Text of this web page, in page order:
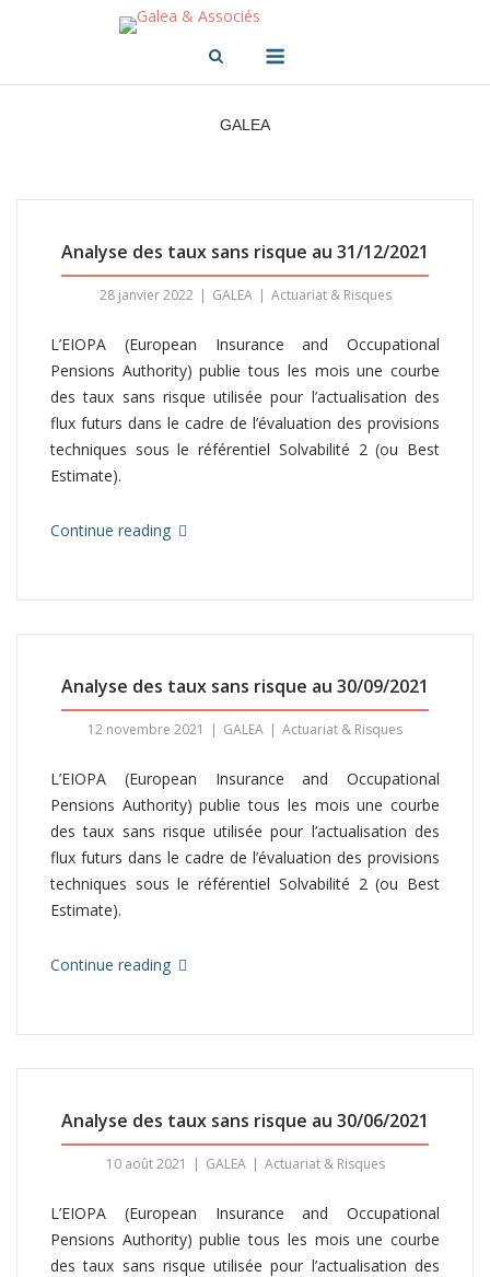
GALEA
Analyse des taux sans risque au 31/12/2021
28 janvier 2022 GALEA Actuariat & Risques
L’EIOPA (European Insurance and Occupational
Pensions Authority) publie tous les mois une courbe
des taux sans risque utilisée pour l’actualisation des
flux futurs dans le cadre de l’évaluation des provisions
techniques sous le référentiel Solvabilité 2 (ou Best
Estimate).
Continue reading
Analyse des taux sans risque au 30/09/2021
12 novembre 2021 GALEA Actuariat & Risques
L’EIOPA (European Insurance and Occupational
Pensions Authority) publie tous les mois une courbe
des taux sans risque utilisée pour l’actualisation des
flux futurs dans le cadre de l’évaluation des provisions
techniques sous le référentiel Solvabilité 2 (ou Best
Estimate).
Continue reading
Analyse des taux sans risque au 30/06/2021
10 août 2021 GALEA Actuariat & Risques
L’EIOPA (European Insurance and Occupational
Pensions Authority) publie tous les mois une courbe
des taux sans risque utilisée pour l’actualisation des